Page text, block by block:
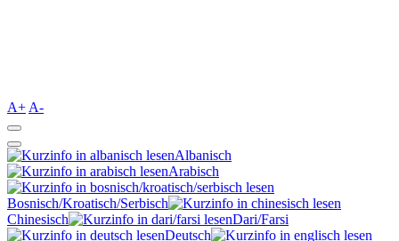
A+ A-
Albanisch
Arabisch
Bosnisch/Kroatisch/Serbisch
Chinesisch
Dari/Farsi
Deutsch